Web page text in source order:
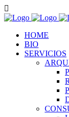
HOME
BIO
SERVICIOS